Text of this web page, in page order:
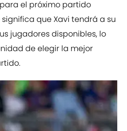
el próximo partido
que Xavi tendrá a su
jugadores disponibles, lo
de elegir la mejor